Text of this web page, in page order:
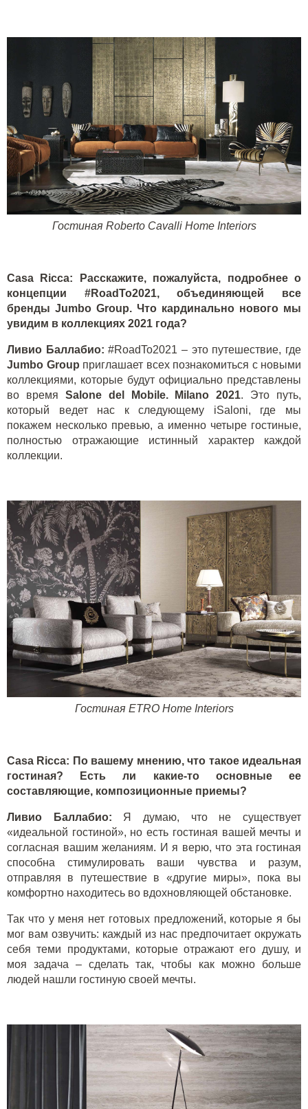
ГостинаяRoberto Cavalli Home Interiors
Casa Ricca: Расскажите, пожалуйста, подробнее о
концепции #RoadTo2021,объединяющей все
бренды Jumbo Group. Что кардинально нового мы
увидим в коллекциях 2021 года?
Ливио Баллабио: #RoadTo2021 – это путешествие, где
Jumbo Group приглашает всех познакомиться с новыми
коллекциями, которые будут официально представлены
во время Salone del Mobile. Milano 2021. Это путь,
который ведет нас к следующему iSaloni, где мы
покажем несколько превью, а именно четыре гостиные,
полностью отражающие истинный характер каждой
коллекции.
Гостиная ETRO Home Interiors
Casa Ricca: По вашему мнению, что такое идеальная
гостиная? Есть ли какие-то основные ее
составляющие, композиционные приемы?
Ливио Баллабио: Я думаю, что не существует
«идеальной гостиной», но есть гостиная вашей мечты и
согласная вашим желаниям. И я верю, что эта гостиная
способна стимулировать ваши чувства и разум,
отправляя в путешествие в «другие миры», пока вы
комфортно находитесь во вдохновляющей обстановке.
Так что у меня нет готовых предложений, которые я бы
мог вам озвучить: каждый из нас предпочитает окружать
себя теми продуктами, которые отражают его душу, и
моя задача – сделать так, чтобы как можно больше
людей нашли гостиную своей мечты.